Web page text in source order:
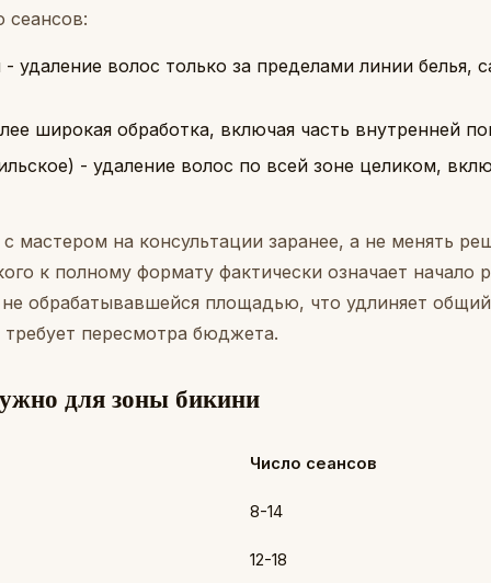
сеансов:
- удаление волос только за пределами линии белья,
широкая обработка, включая часть внутренней
- удаление волос по всей зоне целиком,
мастером на консультации заранее, а не менять
к полному формату фактически означает начало
обрабатывавшейся площадью, что удлиняет
требует пересмотра бюджета.
для зоны бикини
Число сеансов
8-14
12-18